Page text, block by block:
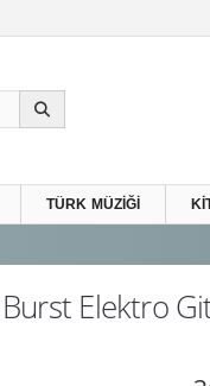
TÜRK MÜZIĞI
Elektro